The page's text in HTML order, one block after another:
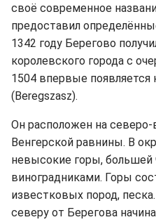
своё современное
предоставил
1342 году Берегово
королевского города с
1504 впервые появляется
(Beregszasz).
Он расположен на северо-
Венгерской равнины. В
невысокие горы,
виноградниками. Горы
известковых пород,
северу от Берегова